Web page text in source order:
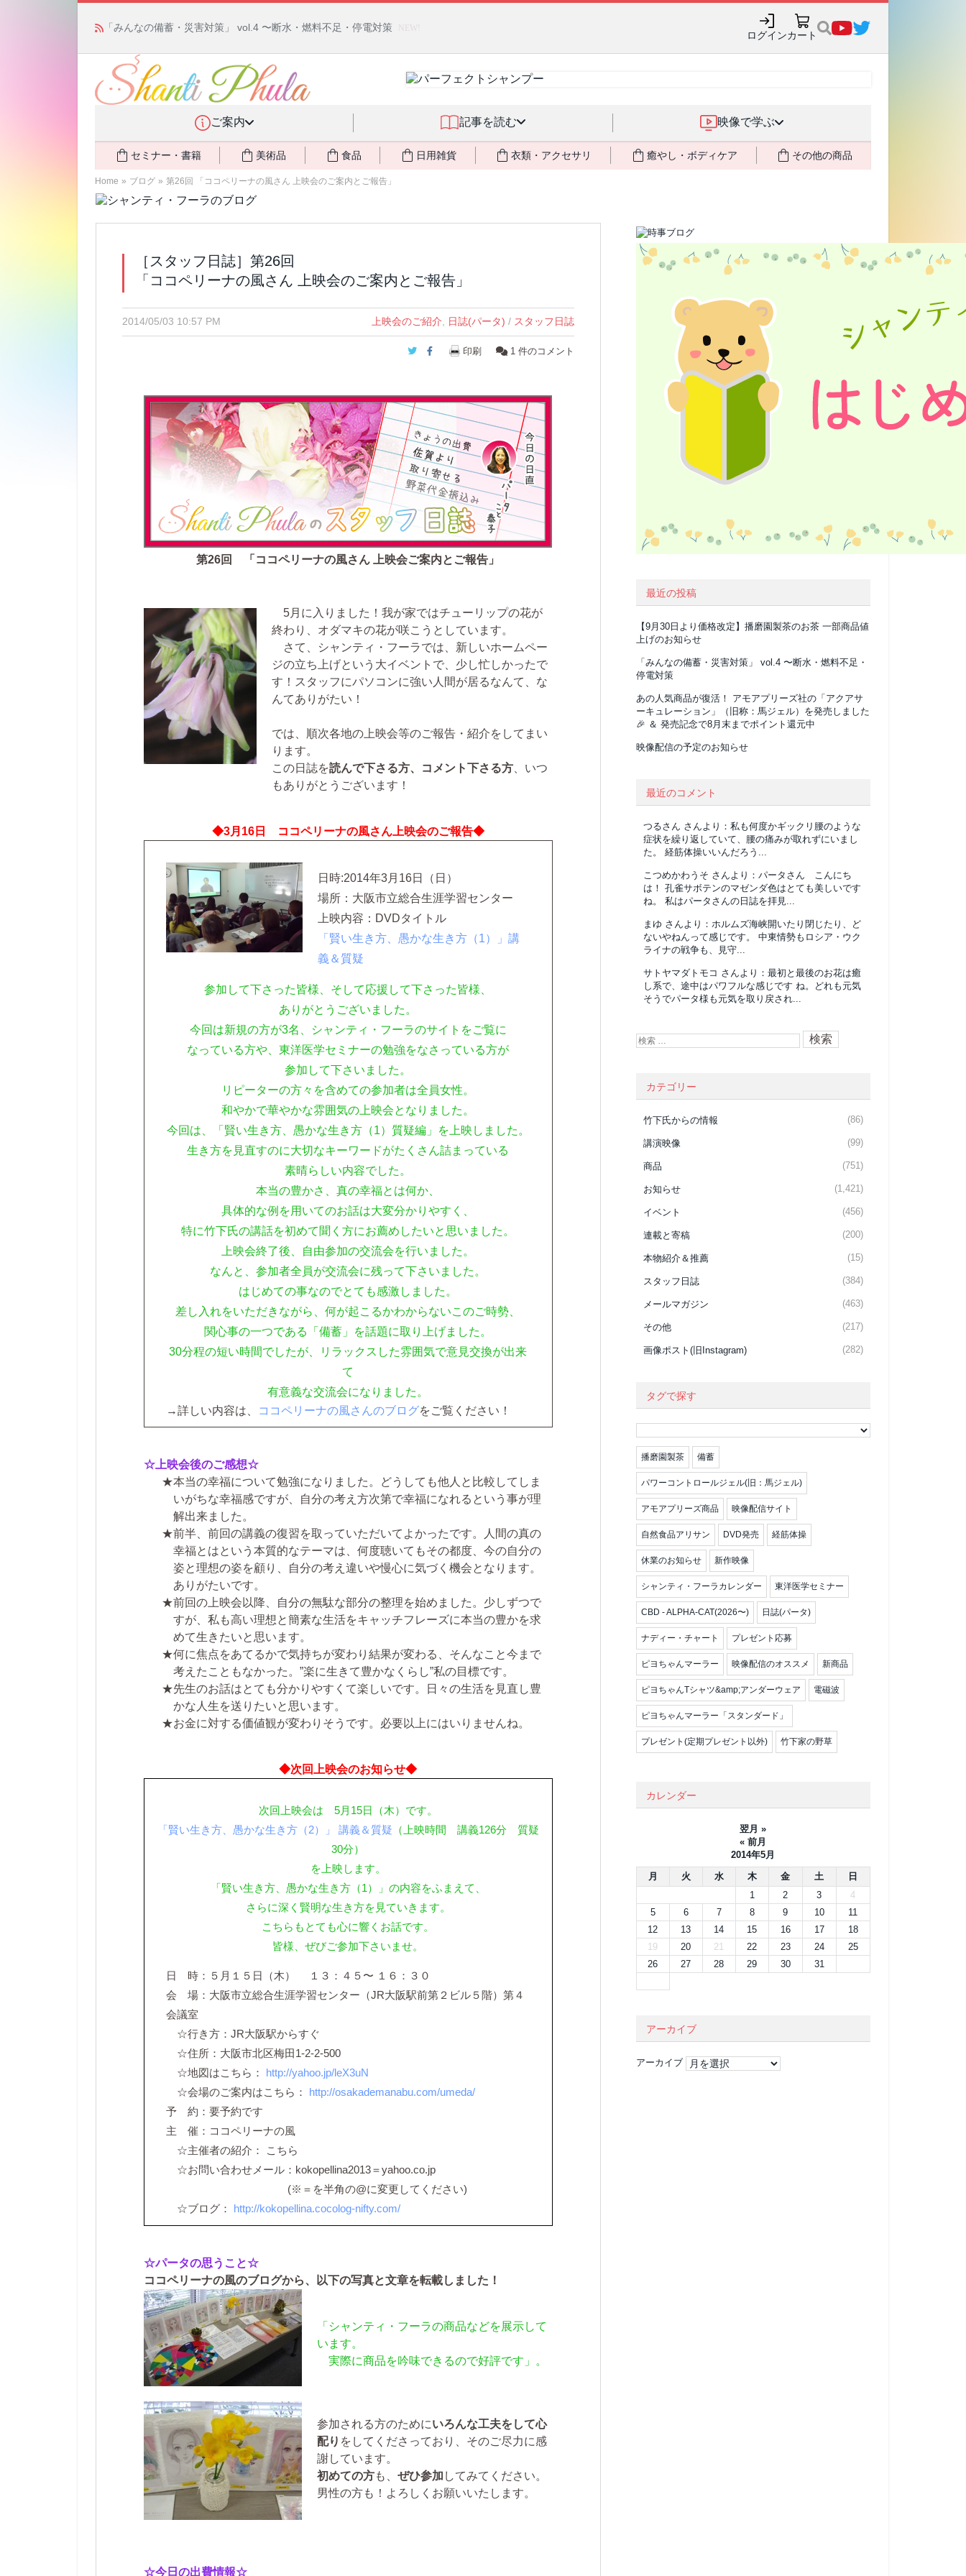
「みんなの備蓄・災害対策」 vol.4 〜断水・燃料不足・停電対策 NEW!
ログインカート
ご案内 記事を読む 映像で学ぶ
セミナー・書籍 美術品 食品 日用雑貨 衣類・アクセサリ 癒やし・ボディケア その他の商品
Home » ブログ » 第26回 「ココペリーナの風さん 上映会のご案内とご報告」
［スタッフ日誌］第26回
「ココペリーナの風さん 上映会のご案内とご報告」
2014/05/03 10:57 PM 上映会のご紹介 日誌(パータ) / スタッフ日誌
Twitter
Facebook
印刷 1 件のコメント
第26回 「ココペリーナの風さん 上映会ご案内とご報告」
5月に入りました！我が家ではチューリップの花が
終わり、オダマキの花が咲こうとしています。
さて、シャンティ・フーラでは、新しいホームペー
ジの立ち上げという大イベントで、少し忙しかったで
す！スタッフにパソコンに強い人間が居るなんて、な
んてありがたい！
では、順次各地の上映会等のご報告・紹介をしてまい
ります。
この日誌を読んで下さる方、コメント下さる方 、いつ
もありがとうございます！
◆3月16日 ココペリーナの風さん上映会のご報告◆
日時:2014年3月16日（日）
場所：大阪市立総合生涯学習センター
上映内容：DVDタイトル
「賢い生き方、愚かな生き方（1）」講
義＆質疑
参加して下さった皆様、そして応援して下さった皆様、
ありがとうございました。
今回は新規の方が3名、シャンティ・フーラのサイトをご覧に
なっている方や、東洋医学セミナーの勉強をなさっている方が
参加して下さいました。
リピーターの方々を含めての参加者は全員女性。
和やかで華やかな雰囲気の上映会となりました。
今回は、「賢い生き方、愚かな生き方（1）質疑編」を上映しました。
生き方を見直すのに大切なキーワードがたくさん詰まっている
素晴らしい内容でした。
本当の豊かさ、真の幸福とは何か、
具体的な例を用いてのお話は大変分かりやすく、
特に竹下氏の講話を初めて聞く方にお薦めしたいと思いました。
上映会終了後、自由参加の交流会を行いました。
なんと、参加者全員が交流会に残って下さいました。
はじめての事なのでとても感激しました。
差し入れをいただきながら、何が起こるかわからないこのご時勢、
関心事の一つである「備蓄」を話題に取り上げました。
30分程の短い時間でしたが、リラックスした雰囲気で意見交換が出来
て
有意義な交流会になりました。
→詳しい内容は、
ココペリーナの風さんのブログをご覧ください！
☆上映会後のご感想☆
★本当の幸福について勉強になりました。どうしても他人と比較してしま
いがちな幸福感ですが、自分の考え方次第で幸福になれるという事が理
解出来ました。
★前半、前回の講義の復習を取っていただいてよかったです。人間の真の
幸福とはという本質的なテーマは、何度聴いてもその都度、今の自分の
姿と理想の姿を顧り、自分の考え違いや慢心に気づく機会となります。
ありがたいです。
★前回の上映会以降、自分の無駄な部分の整理を始めました。少しずつで
すが、私も高い理想と簡素な生活をキャッチフレーズに本当の豊かを求
めて生きたいと思います。
★何に焦点をあてるかで気持ちが変わり結果が変わる、そんなこと今まで
考えたこともなかった。”楽に生きて豊かなくらし”私の目標です。
★先生のお話はとても分かりやすくて楽しいです。日々の生活を見直し豊
かな人生を送りたいと思います。
★お金に対する価値観が変わりそうです。必要以上にはいりませんね。
◆次回上映会のお知らせ◆
次回上映会は 5月15日（木）です。
「賢い生き方、愚かな生き方（2）」 講義＆質疑 （上映時間 講義126分 質疑
30分）
を上映します。
「賢い生き方、愚かな生き方（1）」の内容をふまえて、
さらに深く賢明な生き方を見ていきます。
こちらもとても心に響くお話です。
皆様、ぜびご参加下さいませ。
日 時：５月１５日（木） １３：４５〜 １６：３０
会 場：大阪市立総合生涯学習センター（JR大阪駅前第２ビル５階）第４
会議室
☆行き方：JR大阪駅からすぐ
☆住所：大阪市北区梅田1-2-2-500
☆地図はこちら： http://yahoo.jp/leX3uN
☆会場のご案内はこちら： http://osakademanabu.com/umeda/
予 約：要予約です
主 催：ココペリーナの風
☆主催者の紹介： こちら
☆お問い合わせメール：kokopellina2013＝yahoo.co.jp
(※＝を半角の@に変更してください)
☆ブログ： http://kokopellina.cocolog-nifty.com/
☆パータの思うこと☆
ココペリーナの風のブログから、以下の写真と文章を転載しました！
「シャンティ・フーラの商品などを展示して
います。
実際に商品を吟味できるので好評です」。
参加される方のためにいろんな工夫をして心
配り をしてくださっており、そのご尽力に感
謝しています。
初めての方も、 ぜひ参加 してみてください。
男性の方も！よろしくお願いいたします。
☆今日の出費情報☆
最近の投稿
【9月30日より価格改定】播磨園製茶のお茶 一部商品値
上げのお知らせ
「みんなの備蓄・災害対策」 vol.4 〜断水・燃料不足・
停電対策
あの人気商品が復活！ アモアプリーズ社の「アクアサ
ーキュレーション」（旧称：馬ジェル）を発売しました
🎉 ＆ 発売記念で8月末までポイント還元中
映像配信の予定のお知らせ
最近のコメント
つるさん さんより： 私も何度かギックリ腰のような
症状を繰り返していて、腰の痛みが取れずにいまし
た。 経筋体操いいんだろう...
こつめかわうそ さんより： パータさん こんにち
は！ 孔雀サボテンのマゼンダ色はとても美しいです
ね。 私はパータさんの日誌を拝見...
まゆ さんより： ホルムズ海峡開いたり閉じたり、ど
ないやねんって感じです。 中東情勢もロシア・ウク
ライナの戦争も、見守...
サトヤマダトモコ さんより： 最初と最後のお花は癒
し系で、途中はパワフルな感じです ね。どれも元気
そうでパータ様も元気を取り戻され...
カテゴリー
竹下氏からの情報 (86)
講演映像 (99)
商品 (751)
お知らせ (1,421)
イベント (456)
連載と寄稿 (200)
本物紹介＆推薦 (15)
スタッフ日誌 (384)
メールマガジン (463)
その他 (217)
画像ポスト(旧Instagram) (282)
タグで探す
播磨園製茶 備蓄
パワーコントロールジェル(旧：馬ジェル)
アモアプリーズ商品 映像配信サイト
自然食品アリサン DVD発売 経筋体操
休業のお知らせ 新作映像
シャンティ・フーラカレンダー 東洋医学セミナー
CBD - ALPHA-CAT(2026〜) 日誌(パータ)
ナディー・チャート プレゼント応募
ピヨちゃんマーラー 映像配信のオススメ 新商品
ピヨちゃんTシャツ&amp;アンダーウェア 電磁波
ピヨちゃんマーラー「スタンダード」
プレゼント(定期プレゼント以外) 竹下家の野草
カレンダー
翌月 »
« 前月
2014年5月
月
火 水 木 金 土
日
1
2 3
4
5
6 7 8 9 10
11
12
13 14 15 16 17
18
19
20 21 22 23 24
25
26
27 28 29 30 31
アーカイブ
アーカイブ